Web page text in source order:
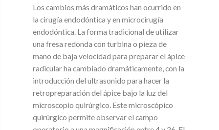
Los cambios más dramáticos han ocurrido en
la cirugía endodóntica y en microcirugía
endodóntica. La forma tradicional de utilizar
una fresa redonda con turbina o pieza de
mano de baja velocidad para preparar el ápice
radicular ha cambiado dramáticamente, con la
introducción del ultrasonido para hacer la
retropreparación del ápice bajo la luz del
microscopio quirúrgico. Este microscópico
quirúrgico permite observar el campo